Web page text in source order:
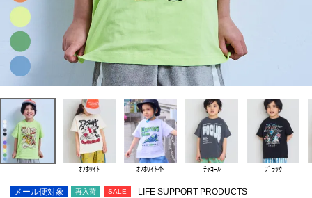
ｵﾌﾎﾜｲﾄ ｵﾌﾎﾜｲﾄ杢 ﾁｬｺｰﾙ ﾌﾞﾗｯｸ
メール便対象 再入荷 SALE LIFE SUPPORT PRODUCTS